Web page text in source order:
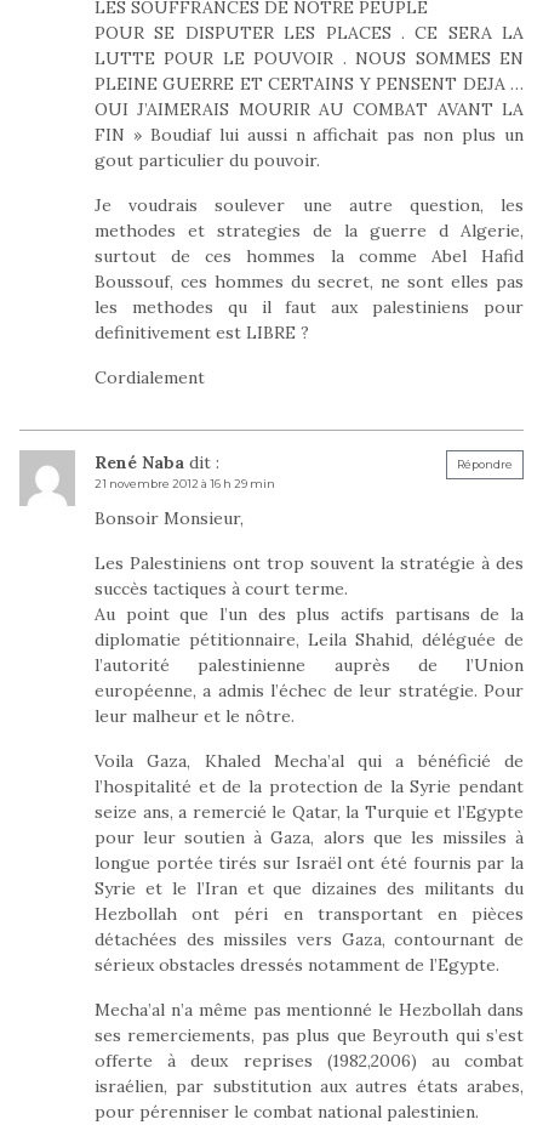
LES SOUFFRANCES DE NOTRE PEUPLE
POUR SE DISPUTER LES PLACES . CE SERA LA
LUTTE POUR LE POUVOIR . NOUS SOMMES EN
PLEINE GUERRE ET CERTAINS Y PENSENT DEJA …
OUI J’AIMERAIS MOURIR AU COMBAT AVANT LA
FIN » Boudiaf lui aussi n affichait pas non plus un
gout particulier du pouvoir.
Je voudrais soulever une autre question, les
methodes et strategies de la guerre d Algerie,
surtout de ces hommes la comme Abel Hafid
Boussouf, ces hommes du secret, ne sont elles pas
les methodes qu il faut aux palestiniens pour
definitivement est LIBRE ?
Cordialement
René Naba dit :
21 novembre 2012 à 16 h 29 min
Bonsoir Monsieur,
Les Palestiniens ont trop souvent la stratégie à des
succès tactiques à court terme.
Au point que l’un des plus actifs partisans de la
diplomatie pétitionnaire, Leila Shahid, déléguée de
l’autorité palestinienne auprès de l’Union
européenne, a admis l’échec de leur stratégie. Pour
leur malheur et le nôtre.
Voila Gaza, Khaled Mecha’al qui a bénéficié de
l’hospitalité et de la protection de la Syrie pendant
seize ans, a remercié le Qatar, la Turquie et l’Egypte
pour leur soutien à Gaza, alors que les missiles à
longue portée tirés sur Israël ont été fournis par la
Syrie et le l’Iran et que dizaines des militants du
Hezbollah ont péri en transportant en pièces
détachées des missiles vers Gaza, contournant de
sérieux obstacles dressés notamment de l’Egypte.
Mecha’al n’a même pas mentionné le Hezbollah dans
ses remerciements, pas plus que Beyrouth qui s’est
offerte à deux reprises (1982,2006) au combat
israélien, par substitution aux autres états arabes,
pour pérenniser le combat national palestinien.
Répondre